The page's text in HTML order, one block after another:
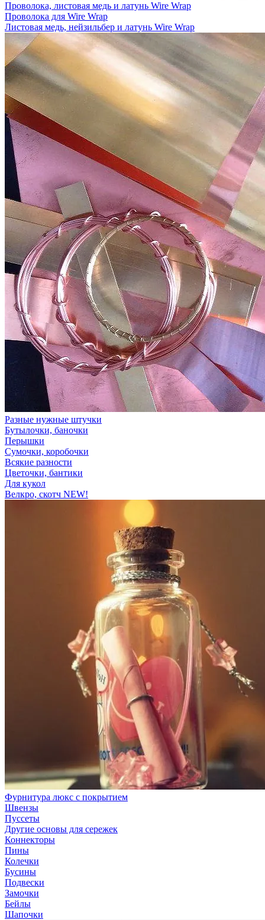
Проволока, листовая медь и латунь Wire Wrap
Проволока для Wire Wrap
Листовая медь, нейзильбер и латунь Wire Wrap
Разные нужные штучки
Бутылочки, баночки
Перышки
Сумочки, коробочки
Всякие разности
Цветочки, бантики
Для кукол
Велкро, скотч NEW!
Фурнитура люкс с покрытием
Швензы
Пуссеты
Другие основы для сережек
Коннекторы
Пины
Колечки
Бусины
Подвески
Замочки
Бейлы
Шапочки